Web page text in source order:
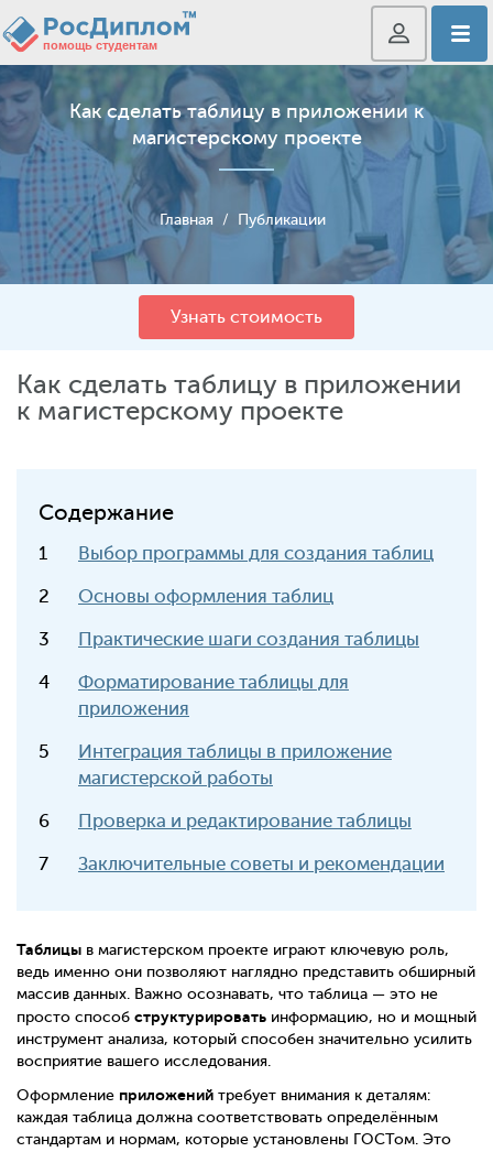
Как сделать таблицу в приложении к
магистерскому проекте
Главная / Публикации
Узнать стоимость
Как сделать таблицу в приложении
к магистерскому проекте
Содержание
Выбор программы для создания таблиц
Основы оформления таблиц
Практические шаги создания таблицы
Форматирование таблицы для
приложения
Интеграция таблицы в приложение
магистерской работы
Проверка и редактирование таблицы
Заключительные советы и рекомендации
Таблицы в магистерском проекте играют ключевую роль,
ведь именно они позволяют наглядно представить обширный
массив данных. Важно осознавать, что таблица — это не
просто способ структурировать информацию, но и мощный
инструмент анализа, который способен значительно усилить
восприятие вашего исследования.
Оформление приложений требует внимания к деталям:
каждая таблица должна соответствовать определённым
стандартам и нормам, которые установлены ГОСТом. Это